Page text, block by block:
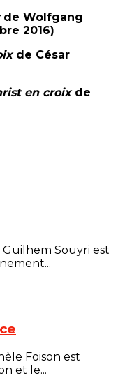
de Wolfgang
2016)
de César
en croixde
Souyri est
Foison est
et le...